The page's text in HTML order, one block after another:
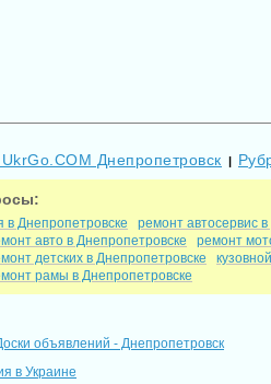
Днепропетровск
в Днепропетровске
ремонт автосервис
авто в Днепропетровске
ремонт
детских в Днепропетровске
рамы в Днепропетровске
объявлений - Днепропетровск
в Украине